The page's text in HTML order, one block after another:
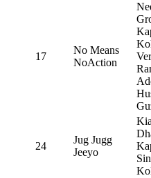
17
No Means
NoAction
24
Jug Jugg
Jeeyo